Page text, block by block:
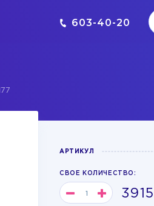
603-40-20
АРТИКУЛ
СВОЕ КОЛИЧЕСТВО:
3915